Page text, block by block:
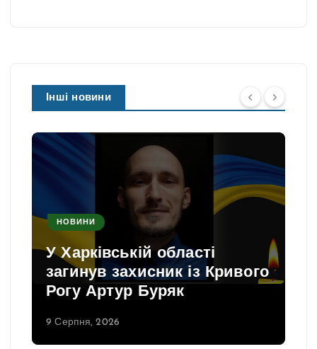
Інші новини
НОВИНИ
У Харківській області
загинув захисник із Кривого
Рогу Артур Буряк
9 Серпня, 2026